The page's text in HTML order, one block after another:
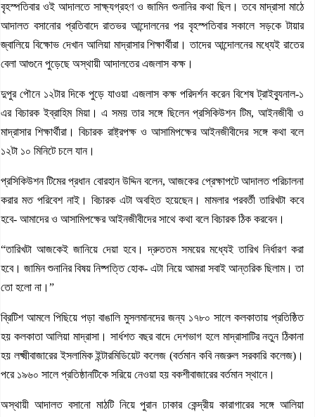
বৃহস্পতিবার ওই আদালতে সাক্ষ্যগ্রহণ ও জামিন শুনানির কথা ছিল। তবে মাদ্রাসা মাঠে
আদালত বসানোর প্রতিবাদে রাতভর আন্দোলনের পর বৃহস্পতিবার সকালে সড়কে টায়ার
জ্বালিয়ে বিক্ষোভ দেখান আলিয়া মাদ্রাসার শিক্ষার্থীরা। তাদের আন্দোলনের মধ্যেই রাতের
বেলা আগুনে পুড়েছে অস্থায়ী আদালতের এজলাস কক্ষ।
দুপুর পৌনে ১২টার দিকে পুড়ে যাওয়া এজলাস কক্ষ পরিদর্শন করেন বিশেষ ট্রাইব্যুনাল-১
এর বিচারক ইব্রাহিম মিয়া। এ সময় তার সঙ্গে ছিলেন প্রসিকিউশন টিম, আইনজীবী ও
মাদ্রাসার শিক্ষার্থীরা। বিচারক রাষ্ট্রপক্ষ ও আসামিপক্ষের আইনজীবীদের সঙ্গে কথা বলে
১২টা ১০ মিনিটে চলে যান।
প্রসিকিউশন টিমের প্রধান বোরহান উদ্দিন বলেন, আজকের প্রেক্ষাপটে আদালত পরিচালনা
করার মত পরিবেশ নাই। বিচারক এটা অবহিত হয়েছেন। মামলার পরবর্তী তারিখটা কবে
হবে- আমাদের ও আসামিপক্ষের আইনজীবীদের সাথে কথা বলে বিচারক ঠিক করবেন।
“তারিখটা আজকেই জানিয়ে দেয়া হবে। দ্রুততম সময়ের মধ্যেই তারিখ নির্ধারণ করা
হবে। জামিন শুনানির বিষয় নিষ্পত্তি হোক- এটা নিয়ে আমরা সবাই আন্তরিক ছিলাম। তা
তো হলো না।”
ব্রিটিশ আমলে পিছিয়ে পড়া বাঙালি মুসলমানদের জন্য ১৭৮০ সালে কলকাতায় প্রতিষ্ঠিত
হয় কলকাতা আলিয়া মাদ্রাসা। সার্ধশত বছর বাদে দেশভাগ হলে মাদ্রাসাটির নতুন ঠিকানা
হয় লক্ষ্মীবাজারের ইসলামিক ইন্টারমিডিয়েট কলেজ (বর্তমান কবি নজরুল সরকারি কলেজ)।
পরে ১৯৬০ সালে প্রতিষ্ঠানটিকে সরিয়ে নেওয়া হয় বকশীবাজারের বর্তমান স্থানে।
অস্থায়ী আদালত বসানো মাঠটি নিয়ে পুরান ঢাকার কেন্দ্রীয় কারাগারের সঙ্গে আলিয়া